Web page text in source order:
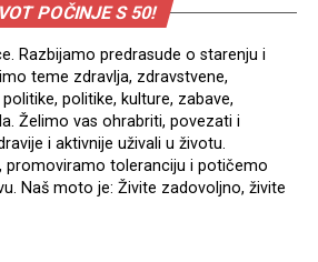
POČINJE S 50!
Razbijamo predrasude o starenju i
teme zdravlja, zdravstvene,
politike, kulture, zabave,
Želimo vas ohrabriti, povezati i
i aktivnije uživali u životu.
promoviramo toleranciju i potičemo
Naš moto je: Živite zadovoljno, živite